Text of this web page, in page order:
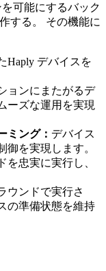
可能にするバック
する。 その機能に
Haply デバイスを
ョンにまたがるデ
ーズな運用を実現
ミング： デバイス
を実現します。
を忠実に実行し、
ウンドで実行さ
の準備状態を維持